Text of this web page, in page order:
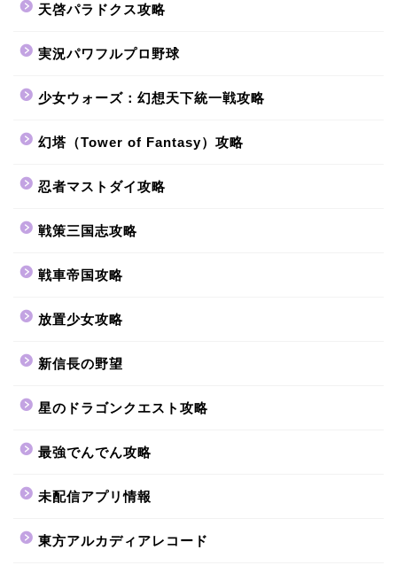
天啓パラドクス攻略
実況パワフルプロ野球
少女ウォーズ：幻想天下統一戦攻略
幻塔（Tower of Fantasy）攻略
忍者マストダイ攻略
戦策三国志攻略
戦車帝国攻略
放置少女攻略
新信長の野望
星のドラゴンクエスト攻略
最強でんでん攻略
未配信アプリ情報
東方アルカディアレコード